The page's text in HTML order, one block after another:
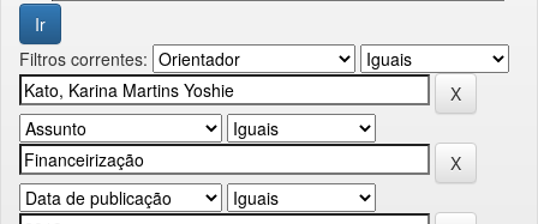
Filtros correntes: